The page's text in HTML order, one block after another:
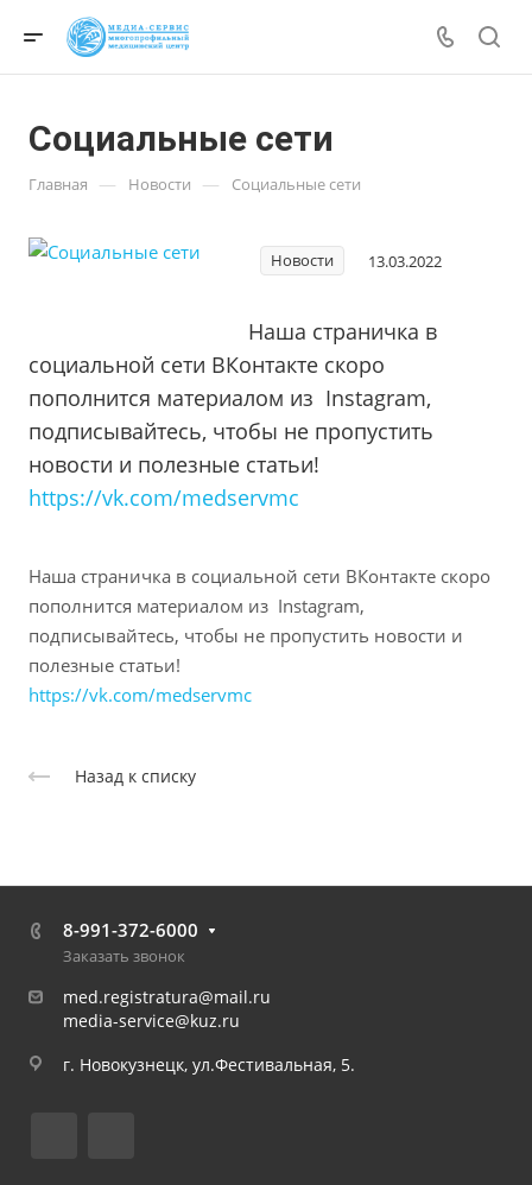
Социальные сети
Главная — Новости — Социальные сети
Новости 13.03.2022
Наша страничка в
социальной сети ВКонтакте скоро
пополнится материалом из Instagram,
подписывайтесь, чтобы не пропустить
новости и полезные статьи!
https://vk.com/medservmc
Наша страничка в социальной сети ВКонтакте скоро
пополнится материалом из Instagram,
подписывайтесь, чтобы не пропустить новости и
полезные статьи!
https://vk.com/medservmc
Назад к списку
8-991-372-6000
Заказать звонок
med.registratura@mail.ru
media-service@kuz.ru
г. Новокузнецк, ул.Фестивальная, 5.